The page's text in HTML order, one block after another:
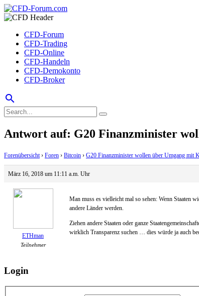
CFD-Forum
CFD-Trading
CFD-Online
CFD-Handeln
CFD-Demokonto
CFD-Broker
search
Antwort auf: G20 Finanzminister
Forenübersicht › Foren › Bitcoin › G20 Finanzminister wollen über Umgang mit
März 16, 2018 um 11:11 a.m. Uhr
ETHman
Teilnehmer
Man muss es vielleicht mal so sehen: Wenn Staaten
andere Länder werden.
Ziehen andere Staaten oder ganze
wirklich Transparenz suchen … dies würde ja auch
Login